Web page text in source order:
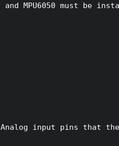
MPU6050 must be
input pins that